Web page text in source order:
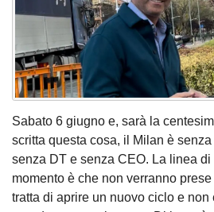
Sabato 6 giugno e, sarà la
scritta questa cosa, il Milan è
senza DT e senza CEO. La linea
momento è che non verranno
tratta di aprire un nuovo ciclo e